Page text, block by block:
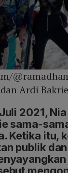
Ardi Bakrie
2021,
sama-
Ketika itu,
publik